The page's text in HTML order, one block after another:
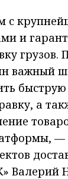
с
и
грузов.
важный
а
—
Валерий